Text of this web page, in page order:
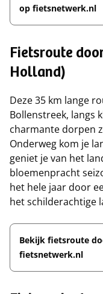
op fietsnetwerk.nl
Fietsroute
Holland)
Deze 35 km lange
Bollenstreek, langs
charmante dorpen
Onderweg kom je
geniet je van het
bloemenpracht
het hele jaar door
het schilderachtige
Bekijk fietsroute
fietsnetwerk.nl